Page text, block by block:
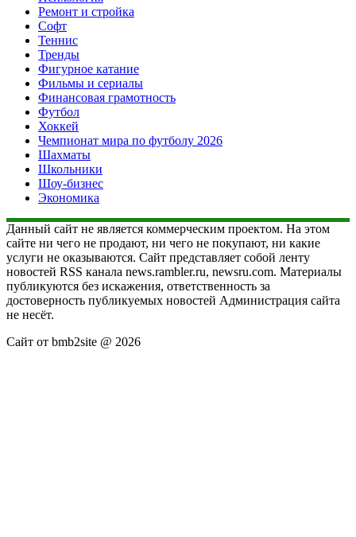
Ремонт и стройка
Софт
Теннис
Тренды
Фигурное катание
Фильмы и сериалы
Финансовая грамотность
Футбол
Хоккей
Чемпионат мира по футболу 2026
Шахматы
Школьники
Шоу-бизнес
Экономика
Данный сайт не является коммерческим проектом. На этом
сайте ни чего не продают, ни чего не покупают, ни какие
услуги не оказываются. Сайт представляет собой ленту
новостей RSS канала news.rambler.ru, newsru.com. Материалы
публикуются без искажения, ответственность за
достоверность публикуемых новостей Администрация сайта
не несёт.
Сайт от bmb2site @ 2026